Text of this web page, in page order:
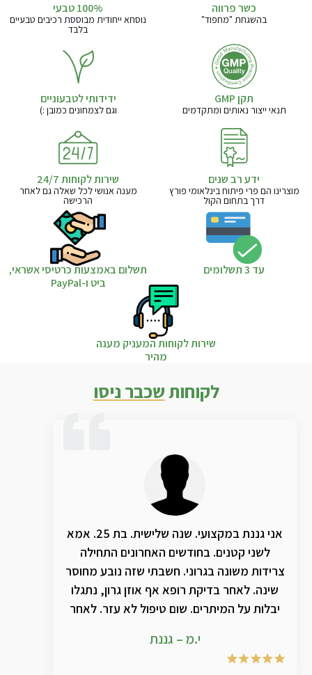
כשר פרווה
בהשגחת "מחפוד" נוסחא ייחודית מבוססת רכיבים טבעיים
בלבד
תקן GMP
תנאי ייצור נאותים ומתקדמים
ידידותי לטבעוניים
וגם לצמחונים כמובן :)
ידע רב שנים
מוצרינו הם פרי פיתוח בינלאומי פורץ
דרך בתחום הקול
שירות לקוחות 24/7
מענה אנושי לכל שאלה גם לאחר
הרכישה
עד 3 תשלומים
תשלום באמצעות כרטיסי אשראי,
ביט ו-PayPal
שירות לקוחות המעניק מענה
מהיר
לקוחותשכבר ניסו
אני גננת במקצועי. שנה שלישית. בת 25. אמא
לשני קטנים. בחודשים האחרונים התחילה
צרידות משונה בגרוני. חשבתי שזה נובע מחוסר
שינה. לאחר בדיקת רופא אף אוזן גרון, נתגלו
יבלות על המיתרים. שום טיפול לא עזר. לאחר
שיפור אדיר במצב הצרידות. ממליצה בחום!!
י.מ – גננת